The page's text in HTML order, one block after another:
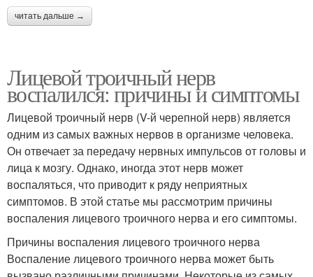
читать дальше →
Лицевой троичный нерв
воспалился: причины и симптомы
Лицевой троичный нерв (V-й черепной нерв) является
одним из самых важных нервов в организме человека.
Он отвечает за передачу нервных импульсов от головы и
лица к мозгу. Однако, иногда этот нерв может
воспаляться, что приводит к ряду неприятных
симптомов. В этой статье мы рассмотрим причины
воспаления лицевого троичного нерва и его симптомы.
Причины воспаления лицевого троичного нерва
Воспаление лицевого троичного нерва может быть